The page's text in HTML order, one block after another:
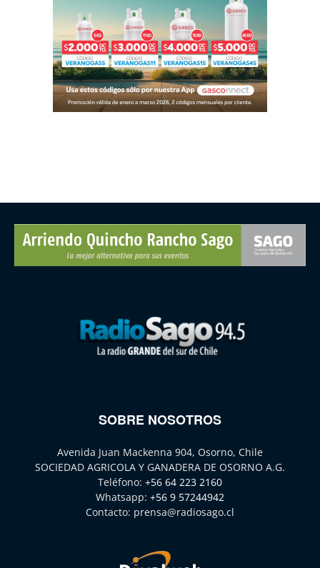
SOBRE NOSOTROS
Avenida Juan Mackenna 904, Osorno, Chile
SOCIEDAD AGRICOLA Y GANADERA DE OSORNO A.G.
Teléfono: +56 64 223 2160
Whatsapp: +56 9 57244942
Contacto: prensa@radiosago.cl